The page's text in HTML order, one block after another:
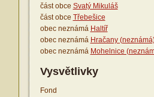
část obce Svatý Mikuláš
část obce Třebešice
obec neznámá Haltíř
obec neznámá Hračany
obec neznámá Mohelnice
Vysvětlivky
Fond